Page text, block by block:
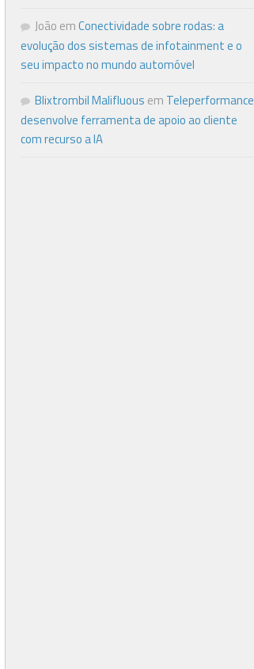
João emConectividade sobre rodas: a
evolução dos sistemas de infotainment e o
seu impacto no mundo automóvel
Blixtrombil Malifluous em Teleperformance
desenvolve ferramenta de apoio ao cliente
com recurso a IA